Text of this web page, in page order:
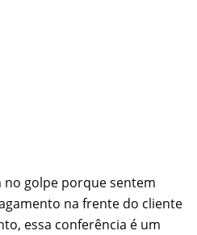
golpe porque sentem
na frente do cliente
essa conferência é um